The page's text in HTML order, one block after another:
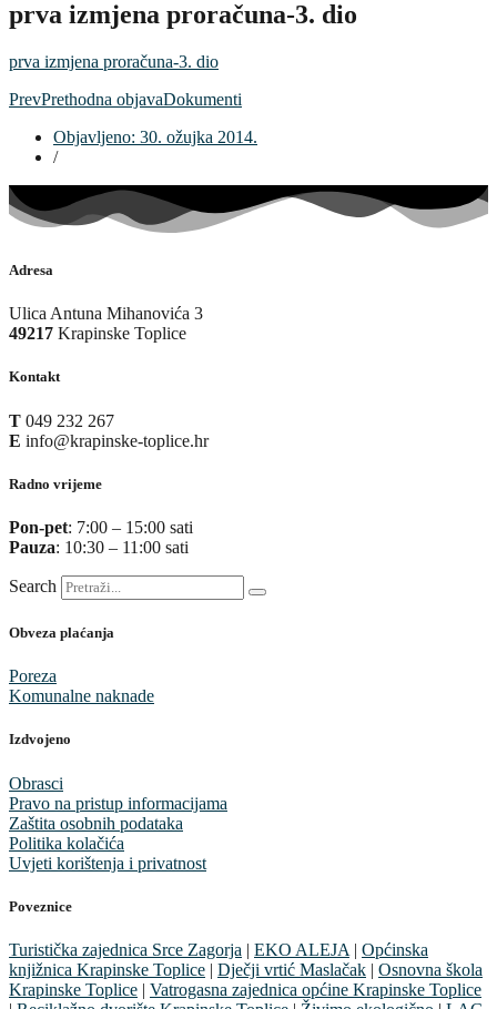
prva izmjena proračuna-3. dio
prva izmjena proračuna-3. dio
PrevPrethodna objavaDokumenti
Objavljeno: 30. ožujka 2014.
/
Adresa
Ulica Antuna Mihanovića 3
49217 Krapinske Toplice
Kontakt
T 049 232 267
E info@krapinske-toplice.hr
Radno vrijeme
Pon-pet: 7:00 – 15:00 sati
Pauza: 10:30 – 11:00 sati
Search
Obveza plaćanja
Poreza
Komunalne naknade
Izdvojeno
Obrasci
Pravo na pristup informacijama
Zaštita osobnih podataka
Politika kolačića
Uvjeti korištenja i privatnost
Poveznice
Turistička zajednica Srce Zagorja | EKO ALEJA | Općinska
knjižnica Krapinske Toplice | Dječji vrtić Maslačak | Osnovna škola
Krapinske Toplice | Vatrogasna zajednica općine Krapinske Toplice